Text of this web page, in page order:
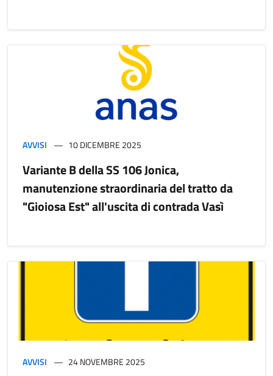
AVVISI 10 DICEMBRE 2025
Variante B della SS 106 Jonica,
manutenzione straordinaria del tratto da
"Gioiosa Est" all'uscita di contrada Vasì
AVVISI 24 NOVEMBRE 2025